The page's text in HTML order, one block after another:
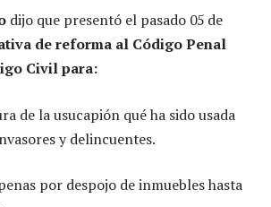
dijo que presentó el pasado 05 de
de reforma al Código Penal
Civil para:
de la usucapión qué ha sido usada
y delincuentes.
por despojo de inmuebles hasta